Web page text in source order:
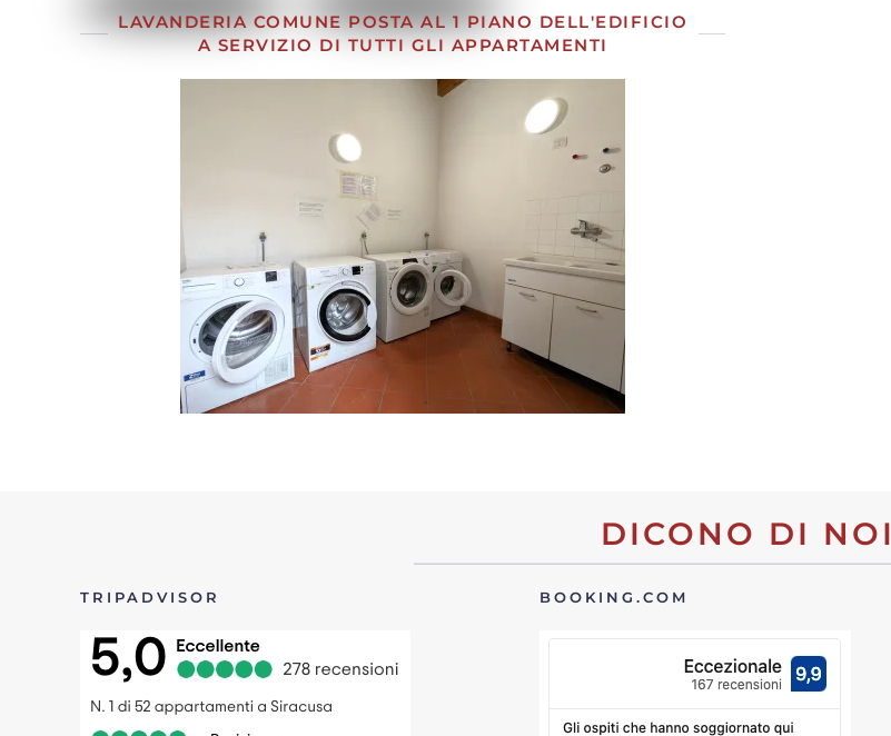
LAVANDERIA COMUNE POSTA AL 1 PIANO DELL'EDIFICIO
A SERVIZIO DI TUTTI GLI APPARTAMENTI
DICONO DI NOI
TRIPADVISOR BOOKING.COM